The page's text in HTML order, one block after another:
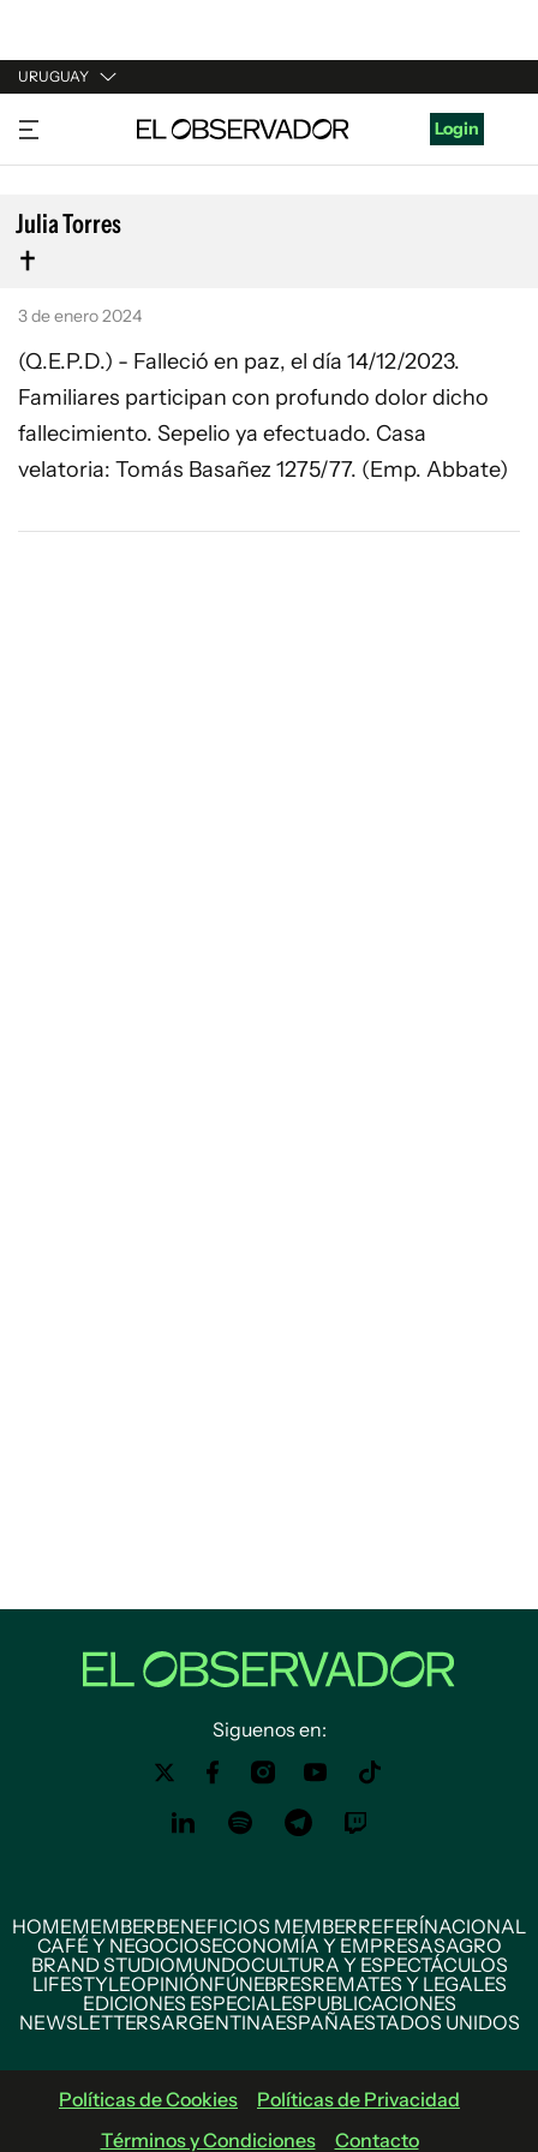
URUGUAY
URUGUAY
ARGENTINA
ESPAÑA
ESTADOS UNIDOS
Login
Julia Torres
3 de enero 2024
(Q.E.P.D.) - Falleció en paz, el día 14/12/2023.
Familiares participan con profundo dolor dicho
fallecimiento. Sepelio ya efectuado. Casa
velatoria: Tomás Basañez 1275/77. (Emp. Abbate)
Siguenos en:
HOMEMEMBERBENEFICIOS MEMBERREFERÍNACIONAL
CAFÉ Y NEGOCIOSECONOMÍA Y EMPRESASAGRO
BRAND STUDIOMUNDOCULTURA Y ESPECTÁCULOS
LIFESTYLEOPINIÓNFÚNEBRESREMATES Y LEGALES
EDICIONES ESPECIALESPUBLICACIONES
NEWSLETTERSARGENTINAESPAÑAESTADOS UNIDOS
Políticas de Cookies
Políticas de Privacidad
Términos y Condiciones
Contacto